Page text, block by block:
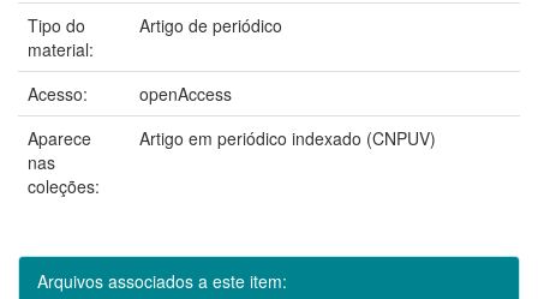
Tipo do
material:
Artigo de periódico
Acesso:
openAccess
Aparece
nas
coleções:
Artigo em periódico indexado (CNPUV)
Arquivos associados a este item: